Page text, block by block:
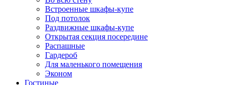
Встроенные шкафы-купе
Под потолок
Раздвижные шкафы-купе
Открытая секция посередине
Распашные
Гардероб
Для маленького помещения
Эконом
Гостиные